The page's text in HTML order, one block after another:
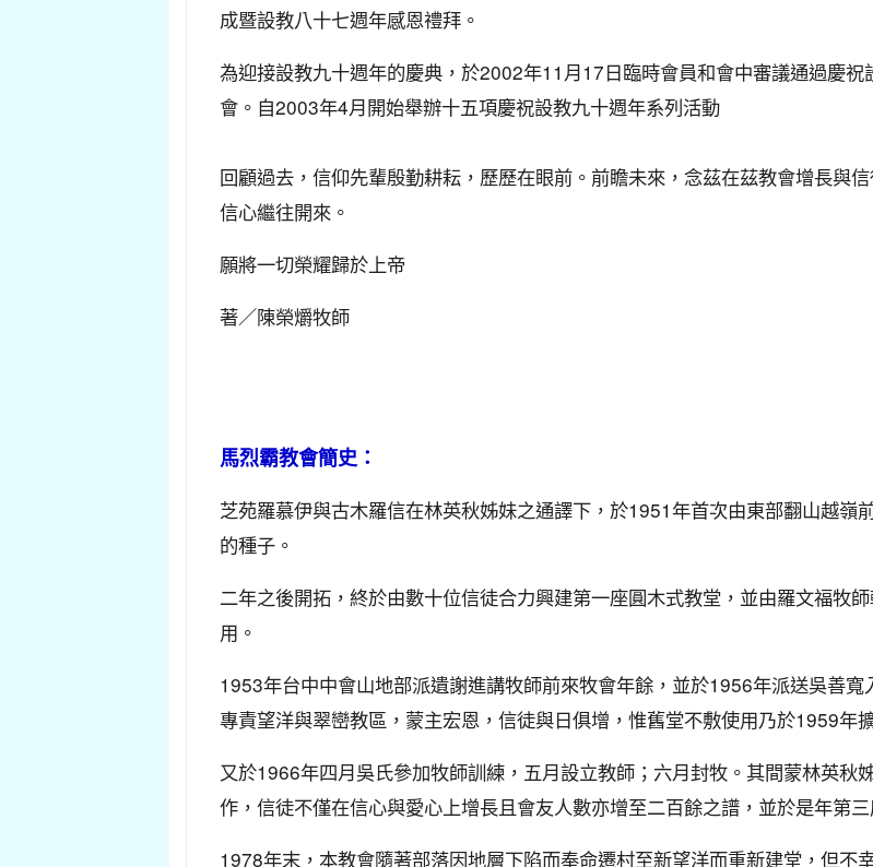
成暨設教八十七週年感恩禮拜。
為迎接設教九十週年的慶典，於2002年11月17日臨時會員和會中審議通過慶
會。自2003年4月開始舉辦十五項慶祝設教九十週年系列活動
回顧過去，信仰先輩殷勤耕耘，歷歷在眼前。前瞻未來，念茲在茲教會增長與
信心繼往開來。
願將一切榮耀歸於上帝
著／陳榮爝牧師
馬烈霸教會簡史：
芝苑羅慕伊與古木羅信在林英秋姊妹之通譯下，於1951年首次由東部翻山越嶺
的種子。
二年之後開拓，終於由數十位信徒合力興建第一座圓木式教堂，並由羅文福牧
用。
1953年台中中會山地部派遺謝進講牧師前來牧會年餘，並於1956年派送吳善
專責望洋與翠巒教區，蒙主宏恩，信徒與日俱增，惟舊堂不敷使用乃於1959年
又於1966年四月吳氏參加牧師訓練，五月設立教師；六月封牧。其間蒙林英秋
作，信徒不僅在信心與愛心上增長且會友人數亦增至二百餘之譜，並於是年第
1978年末，本教會隨著部落因地層下陷而奉命遷村至新望洋而重新建堂，但不